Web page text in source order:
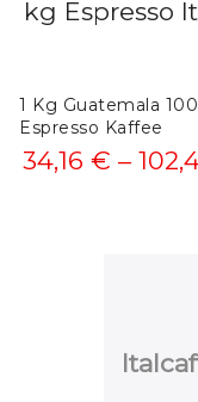
1 Kg Guatemala
Espresso Kaffee
34,16 € –